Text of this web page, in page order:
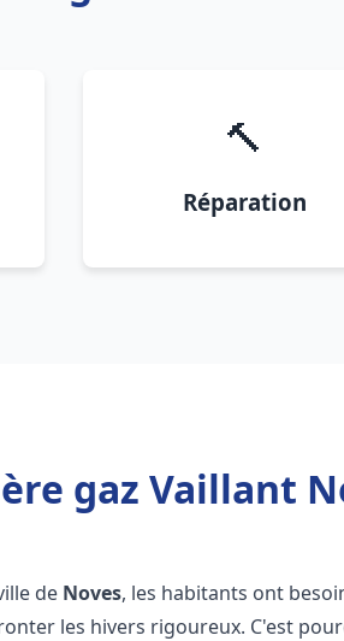
🔨
Réparation
gaz Vaillant
de Noves, les habitants ont
les hivers rigoureux. C'est